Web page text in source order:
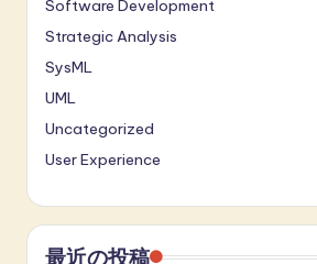
Software Development
Strategic Analysis
SysML
UML
Uncategorized
User Experience
最近の投稿